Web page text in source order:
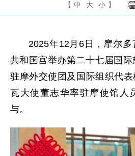
【 中 大 小 】
2025年12月6日，摩尔
共和国宫举办第二十七届国
驻摩外交使团及国际组织代
瓦大使董志华率驻摩使馆人
与。